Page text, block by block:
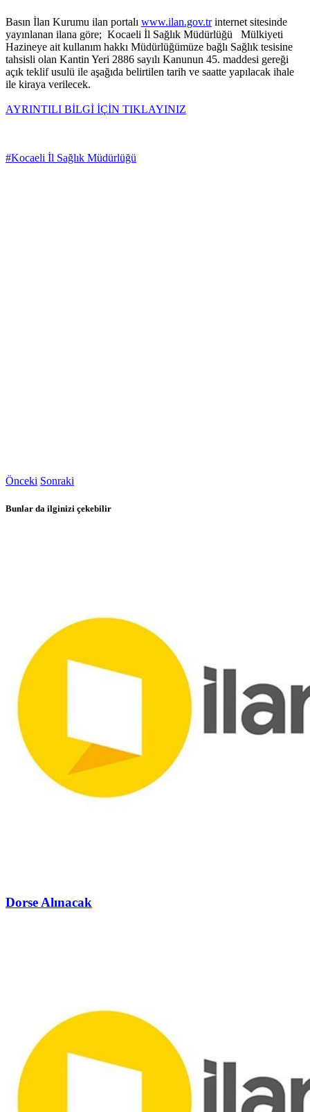
Basın İlan Kurumu ilan portalı www.ilan.gov.trinternet sitesinde
yayınlanan ilana göre; Kocaeli İl Sağlık Müdürlüğü Mülkiyeti
Hazineye ait kullanım hakkı Müdürlüğümüze bağlı Sağlık tesisine
tahsisli olan Kantin Yeri 2886 sayılı Kanunun 45. maddesi gereği
açık teklif usulü ile aşağıda belirtilen tarih ve saatte yapılacak ihale
ile kiraya verilecek.
AYRINTILI BİLGİ İÇİN TIKLAYINIZ
#Kocaeli İl Sağlık Müdürlüğü
Önceki Sonraki
Bunlar da ilginizi çekebilir
Dorse Alınacak